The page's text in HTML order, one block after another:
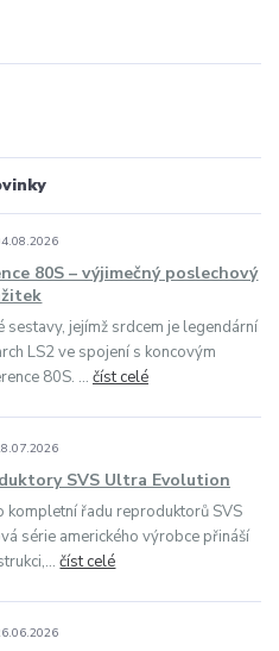
80S – výjimečný poslechový
jejímž srdcem je legendární
LS2 ve spojení s koncovým
80S. ... číst celé
SVS Ultra Evolution
kompletní řadu reproduktorů SVS
série amerického výrobce přináší
číst celé